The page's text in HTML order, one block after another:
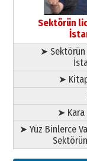
bir
02
Sektörün
➤ Sektörün
➤
➤ Kara
➤ Yüz Binlerce